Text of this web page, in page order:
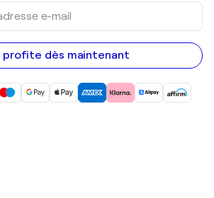
profite dès maintenant